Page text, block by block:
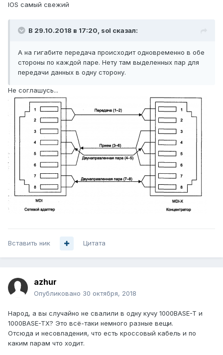
IOS самый свежий
В 29.10.2018 в 17:20, sol сказал:
А на гигабите передача происходит одновременно в обе
стороны по каждой паре. Нету там выделенных пар для
передачи данных в одну сторону.
Не соглашусь...
Вставить ник Цитата
azhur
Опубликовано 30 октября, 2018
Народ, а вы случайно не свалили в одну кучу 1000BASE-T и
1000BASE-TX? Это всё-таки немного разные вещи.
Отсюда и несовпадения, что есть кроссовый кабель и по
каким парам что ходит.